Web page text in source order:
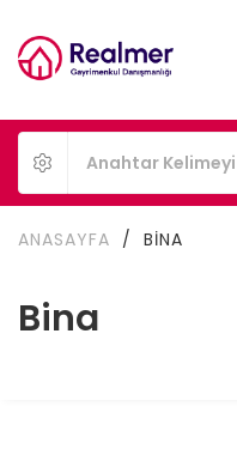
Bina
ANASAYFA / BINA